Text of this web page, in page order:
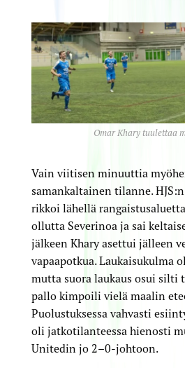
Omar Khary tuulettaa
Vain viitisen minuuttia
samankaltainen tilanne. HJS:n
rikkoi lähellä
ollutta Severinoa ja sai
jälkeen Khary asettui jälleen
vapaapotkua. Laukaisukulma
mutta suora laukaus osui silti
pallo kimpoili vielä maalin
Puolustuksessa vahvasti
oli jatkotilanteessa hienosti
Unitedin jo 2–0-johtoon.